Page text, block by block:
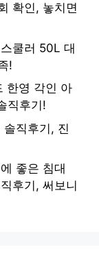
확인, 놓치면
쿨러 50L 대
!
한영 각인 아
직후기!
직후기, 진
좋은 침대
후기, 써보니